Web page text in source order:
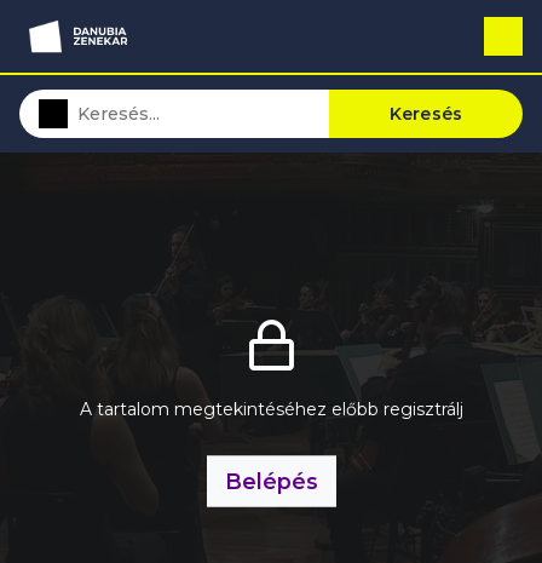
Keresés
A tartalom megtekintéséhez előbb regisztrálj
Belépés